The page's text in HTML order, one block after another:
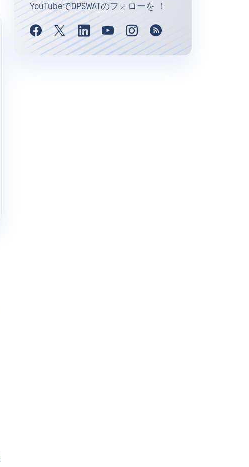
YouTubeでOPSWATのフォローを ！